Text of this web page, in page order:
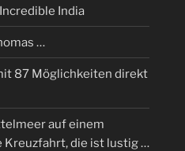
India
…
87 Möglichkeiten direkt
auf einem
Kreuzfahrt, die ist lustig …